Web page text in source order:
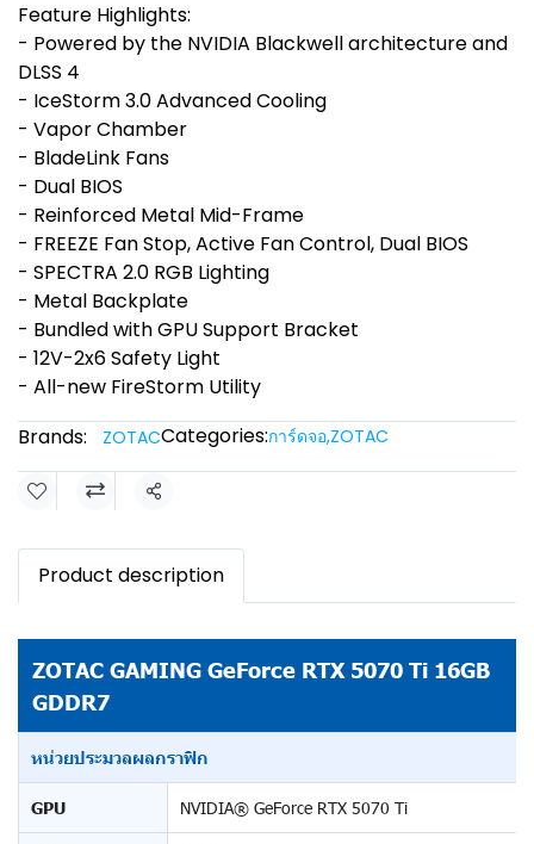
Feature Highlights:
- Powered by the NVIDIA Blackwell architecture and
DLSS 4
- IceStorm 3.0 Advanced Cooling
- Vapor Chamber
- BladeLink Fans
- Dual BIOS
- Reinforced Metal Mid-Frame
- FREEZE Fan Stop, Active Fan Control, Dual BIOS
- SPECTRA 2.0 RGB Lighting
- Metal Backplate
- Bundled with GPU Support Bracket
- 12V-2x6 Safety Light
- All-new FireStorm Utility
Brands:
ZOTACCategories:การ์ดจอ,ZOTAC
Share
Product description
ZOTAC GAMING GeForce RTX 5070 Ti 16GB
GDDR7
หน่วยประมวลผลกราฟิก
GPU NVIDIA® GeForce RTX 5070 Ti